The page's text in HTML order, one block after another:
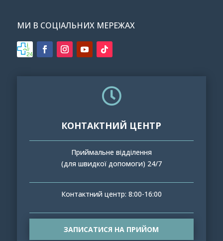
МИ В СОЦІАЛЬНИХ МЕРЕЖАХ

КОНТАКТНИЙ ЦЕНТР
Приймальне відділення
(для швидкої допомоги) 24/7
Контактний центр: 8:00-16:00
ЗАПИСАТИСЯ НА ПРИЙОМ